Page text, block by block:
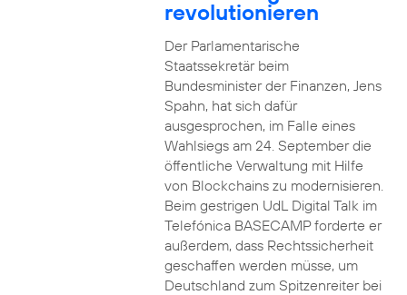
revolutionieren
Der Parlamentarische
Staatssekretär beim
Bundesminister der Finanzen, Jens
Spahn, hat sich dafür
ausgesprochen, im Falle eines
Wahlsiegs am 24. September die
öffentliche Verwaltung mit Hilfe
von Blockchains zu modernisieren.
Beim gestrigen UdL Digital Talk im
Telefónica BASECAMP forderte er
außerdem, dass Rechtssicherheit
geschaffen werden müsse, um
Deutschland zum Spitzenreiter bei